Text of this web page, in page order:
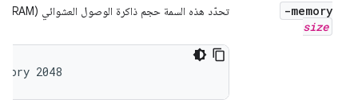
-memory
size
تحدّد هذه السمة حجم ذاكرة الوصول العشوائي (RAM) الفعلية، من 1536 إلى 8192 ميغابايت. مثلاً:
2048